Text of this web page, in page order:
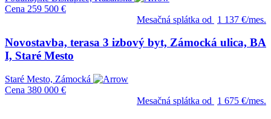
Cena 259 500 €
Mesačná splátka od
1 137 €/mes.
Novostavba, terasa 3 izbový byt, Zámocká ulica, BA
I, Staré Mesto
Staré Mesto, Zámocká
Cena 380 000 €
Mesačná splátka od
1 675 €/mes.